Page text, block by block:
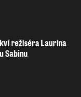
režiséra Laurina
Sabinu